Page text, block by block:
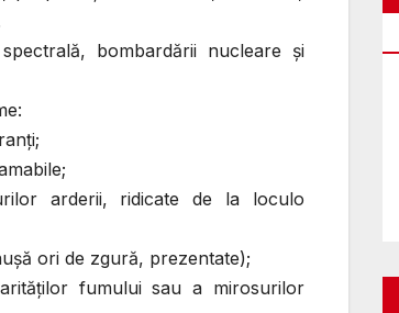
bombardării nucleare şi
arderii, ridicate de la loculo
ori de zgură, prezentate);
fumului sau a mirosurilor